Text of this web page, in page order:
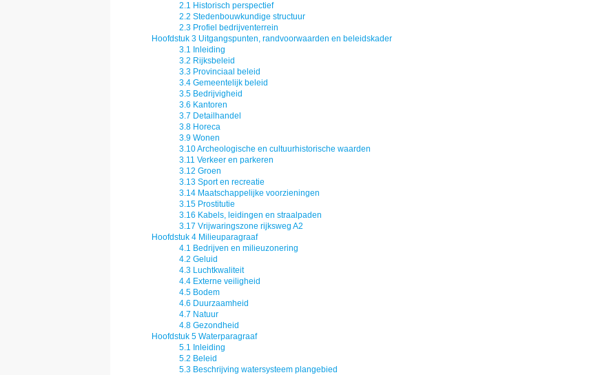
2.1 Historisch perspectief
2.2 Stedenbouwkundige structuur
2.3 Profiel bedrijventerrein
Hoofdstuk 3 Uitgangspunten, randvoorwaarden en beleidskader
3.1 Inleiding
3.2 Rijksbeleid
3.3 Provinciaal beleid
3.4 Gemeentelijk beleid
3.5 Bedrijvigheid
3.6 Kantoren
3.7 Detailhandel
3.8 Horeca
3.9 Wonen
3.10 Archeologische en cultuurhistorische waarden
3.11 Verkeer en parkeren
3.12 Groen
3.13 Sport en recreatie
3.14 Maatschappelijke voorzieningen
3.15 Prostitutie
3.16 Kabels, leidingen en straalpaden
3.17 Vrijwaringszone rijksweg A2
Hoofdstuk 4 Milieuparagraaf
4.1 Bedrijven en milieuzonering
4.2 Geluid
4.3 Luchtkwaliteit
4.4 Externe veiligheid
4.5 Bodem
4.6 Duurzaamheid
4.7 Natuur
4.8 Gezondheid
Hoofdstuk 5 Waterparagraaf
5.1 Inleiding
5.2 Beleid
5.3 Beschrijving watersysteem plangebied